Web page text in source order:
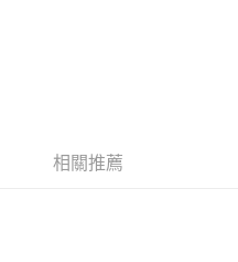
相關推薦